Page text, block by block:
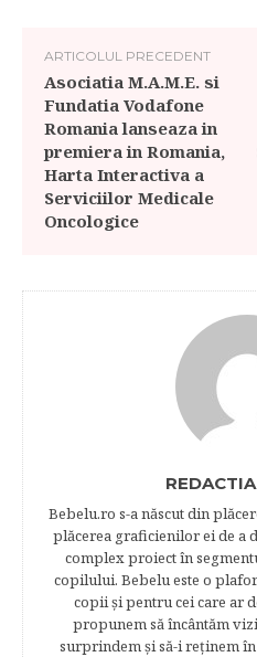
ARTICOLUL PRECEDENT
Asociatia M.A.M.E. si
Fundatia Vodafone
Romania lanseaza in
premiera in Romania,
Harta Interactiva a
Serviciilor Medicale
Oncologice
Bebelu.ro s-a născut din
plăcerea graficienilor ei de a
complex proiect în
copilului. Bebelu este o
copii şi pentru cei care ar
propunem să încântăm
surprindem şi să-i reţinem